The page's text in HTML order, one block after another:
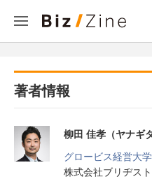
著者情報
柳田 佳孝（ヤナギ
グロービス経営大
株式会社ブリヂス